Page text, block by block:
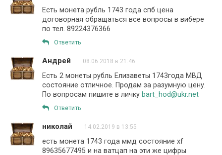
Есть монета рубль 1743 года спб цена
договорная обращаться все вопросы в вибере
по тел. 89224376366
Ответить
Андрей 08.06.2018 в 21:46
Есть 2 монеты рубль Елизаветы 1743года МВД
состояние отличное. Продам за разумную цену.
По вопросам пишите в личку bart_hod@ukr.net
Ответить
николай 14.02.2019 в 13:55
есть монета 1743 года ммд состояние хf
89635677495 и на ватцап на эти же цифры